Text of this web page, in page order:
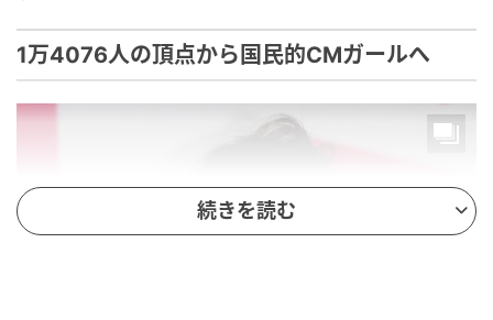
1万4076人の頂点から国民的CMガールへ
続きを読む